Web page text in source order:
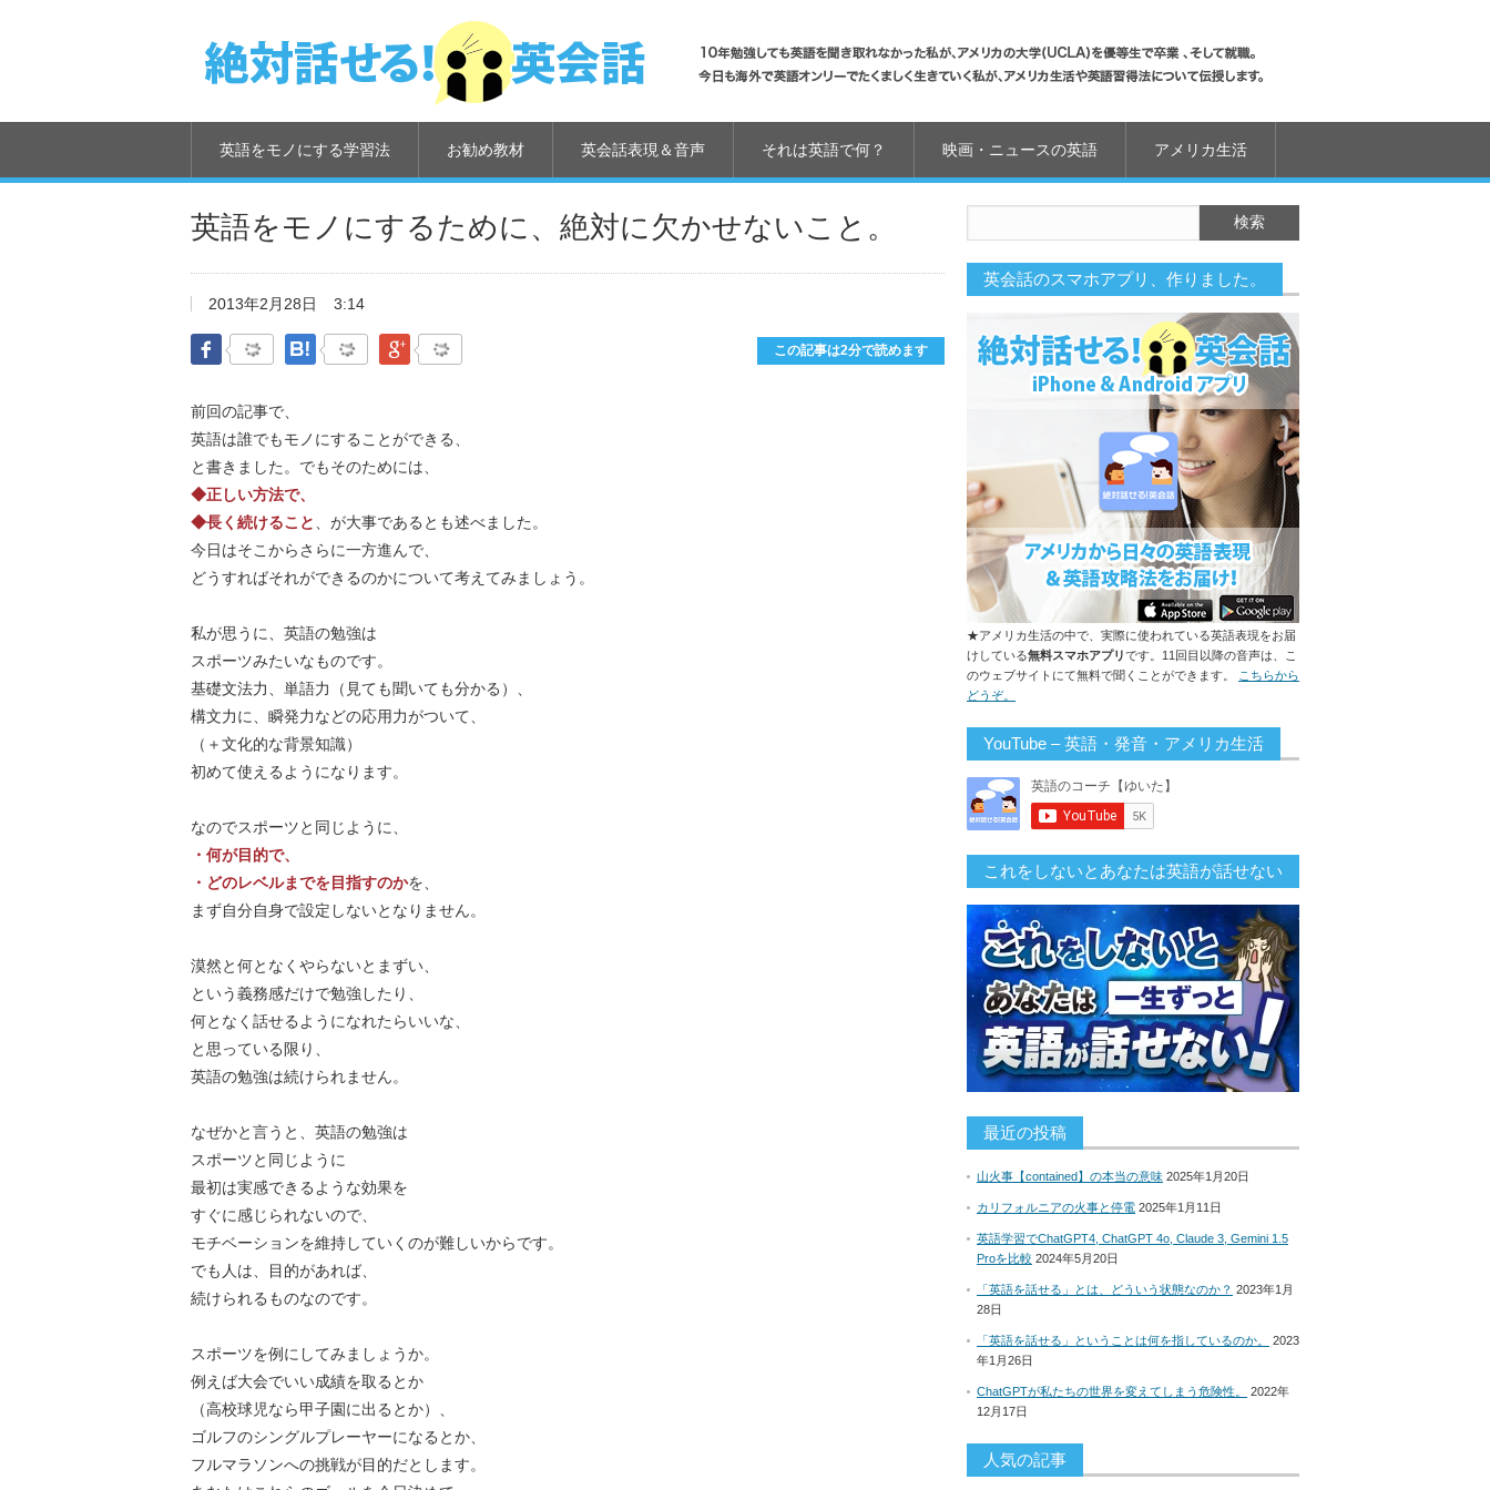
英語をモノにする学習法 お勧め教材 英会話表現＆音声 それは英語で何？ 映画・ニュースの英語 アメリカ生活
英語をモノにするために、絶対に欠かせないこと。
2013年2月28日 3:14
Facebook はてなブックマークGoogle Plus この記事は2分で読めます
前回の記事で、
英語は誰でもモノにすることができる、
と書きました。でもそのためには、
◆正しい方法で、
◆長く続けること
、が大事であるとも述べました。
今日はそこからさらに一方進んで、
どうすればそれができるのかについて考えてみましょう。
私が思うに、英語の勉強は
スポーツみたいなものです。
基礎文法力、単語力（見ても聞いても分かる）、
構文力に、瞬発力などの応用力がついて、
（＋文化的な背景知識）
初めて使えるようになります。
なのでスポーツと同じように、
・何が目的で、
・どのレベルまでを目指すのかを、
まず自分自身で設定しないとなりません。
漠然と何となくやらないとまずい、
という義務感だけで勉強したり、
何となく話せるようになれたらいいな、
と思っている限り、
英語の勉強は続けられません。
なぜかと言うと、英語の勉強は
スポーツと同じように
最初は実感できるような効果を
すぐに感じられないので、
モチベーションを維持していくのが難しいからです。
でも人は、目的があれば、
続けられるものなのです。
スポーツを例にしてみましょうか。
例えば大会でいい成績を取るとか
（高校球児なら甲子園に出るとか）、
ゴルフのシングルプレーヤーになるとか、
フルマラソンへの挑戦が目的だとします。
英会話のスマホアプリ、作りました。
★アメリカ生活の中で、実際に使われている英語表現をお届
けしている無料スマホアプリです。11回目以降の音声は、こ
のウェブサイトにて無料で聞くことができます。
こちらから
どうぞ。
YouTube – 英語・発音・アメリカ生活
これをしないとあなたは英語が話せない
最近の投稿
山火事【contained】の本当の意味 2025年1月20日
カリフォルニアの火事と停電 2025年1月11日
英語学習でChatGPT4, ChatGPT 4o, Claude 3, Gemini 1.5
Proを比較 2024年5月20日
「英語を話せる」とは、どういう状態なのか？ 2023年1月
28日
「英語を話せる」ということは何を指しているのか。
2023
年1月26日
ChatGPTが私たちの世界を変えてしまう危険性。
2022年
12月17日
人気の記事